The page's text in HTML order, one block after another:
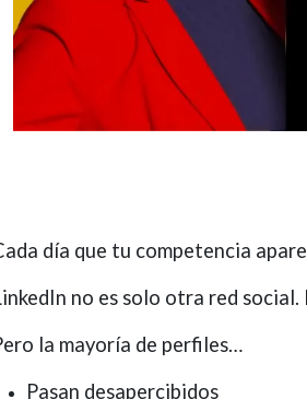
día que tu competencia
no es solo otra red
la mayoría de perfiles…
Pasan desapercibidos